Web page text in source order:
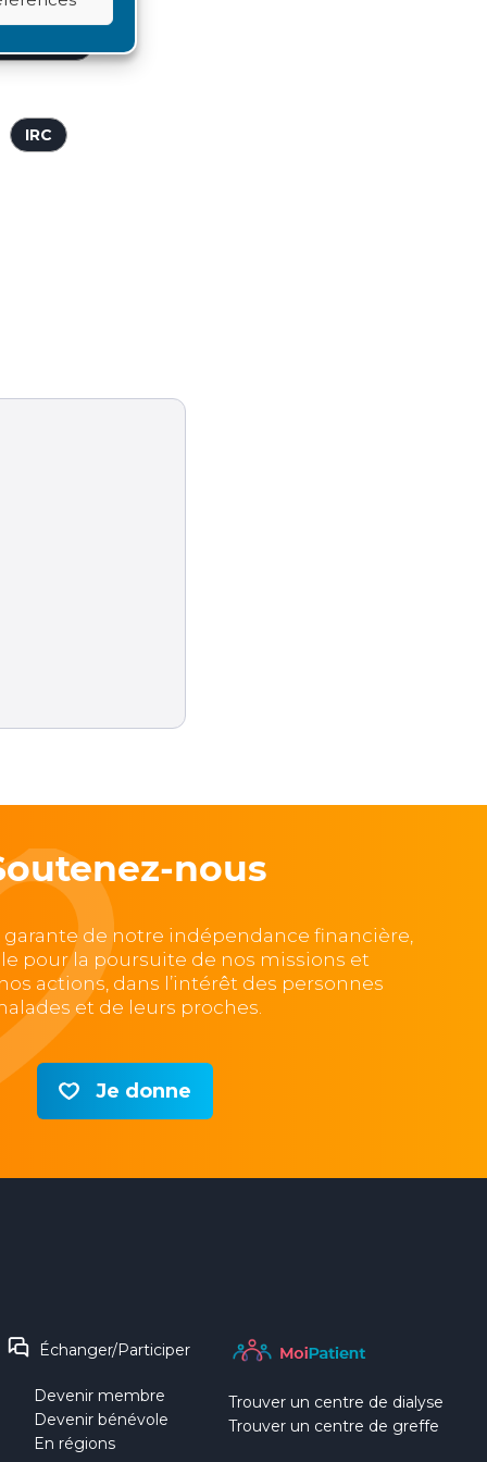
IRC
nous
garante de notre indépendance financière,
pour la poursuite de nos missions et
actions, dans l’intérêt des personnes
et de leurs proches.
Je donne
Échanger/Participer
Devenir membre
Devenir bénévole
En régions
Trouver un centre de dialyse
Trouver un centre de greffe